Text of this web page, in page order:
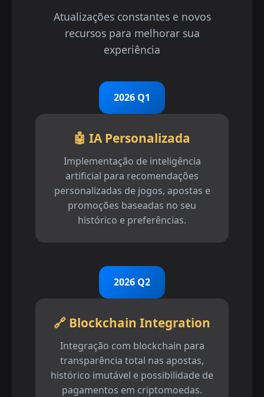
Atualizações constantes e novos
recursos para melhorar sua
experiência
2026 Q1
🤖 IA Personalizada
Implementação de inteligência
artificial para recomendações
personalizadas de jogos, apostas e
promoções baseadas no seu
histórico e preferências.
2026 Q2
🔗 Blockchain Integration
Integração com blockchain para
transparência total nas apostas,
histórico imutável e possibilidade de
pagamentos em criptomoedas.